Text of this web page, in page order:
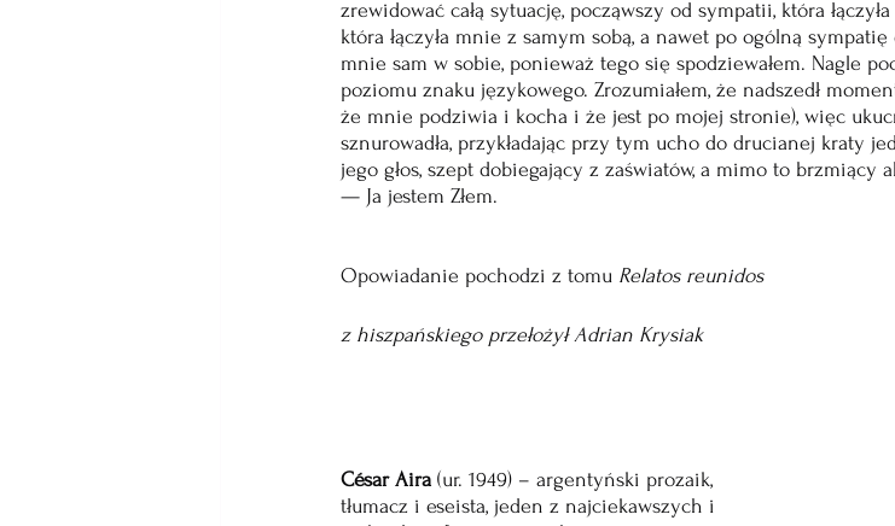
zrewidować całą sytuację, począwszy od sympatii, która
która łączyła mnie z samym sobą, a nawet po ogólną sympatię
mnie sam w sobie, ponieważ tego się spodziewałem. Nagle
poziomu znaku językowego. Zrozumiałem, że nadszedł
że mnie podziwia i kocha i że jest po mojej stronie), więc
sznurowadła, przykładając przy tym ucho do drucianej kraty
jego głos, szept dobiegający z zaświatów, a mimo to brzmiący
— Ja jestem Złem.
Opowiadanie pochodzi z tomu Relatos reunidos
z hiszpańskiego przełożył Adrian Krysiak
César Aira (ur. 1949) – argentyński prozaik,
tłumacz i eseista, jeden z najciekawszych i